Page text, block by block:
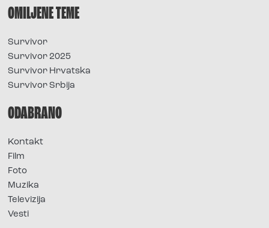
OMILJENE TEME
Survivor
Survivor 2025
Survivor Hrvatska
Survivor Srbija
ODABRANO
Kontakt
Film
Foto
Muzika
Televizija
Vesti